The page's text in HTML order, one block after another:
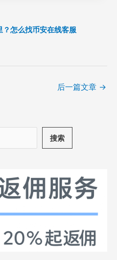
怎么找币安在线客服
后一篇文章 →
搜索